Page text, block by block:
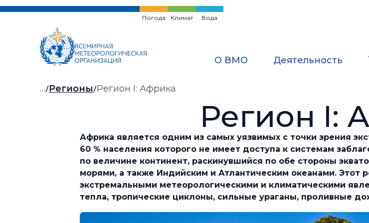
Перейти
содержанию
Погода Климат Вода
О ВМО Деятельность
Хлебная
… Регионы Регион I: Африка
Регион I:
Африка является одним из самых уязвимых с точки зрения
60 % населения которого не имеет доступа к системам
по величине континент, раскинувшийся по обе стороны
морями, а также Индийским и Атлантическим океанами. Этот
экстремальными метеорологическими и климатическими
тепла, тропические циклоны, сильные ураганы, проливные